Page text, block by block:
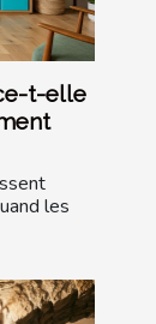
t-elle
les